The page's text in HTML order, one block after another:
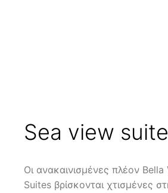
Sea view
Οι ανακαινισμένες πλέον
Suites βρίσκονται χτισμένες